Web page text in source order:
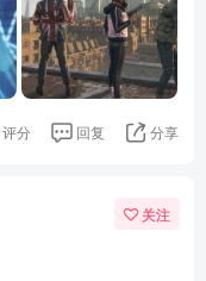
评分 回复 分享
关注